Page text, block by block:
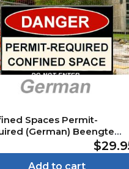
Spaces Permit-
(German) Beengte
Genehmigungspflichtig
Add to cart